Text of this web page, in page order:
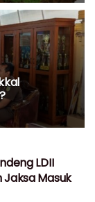
LDII
Masuk